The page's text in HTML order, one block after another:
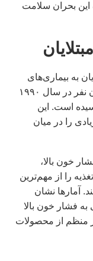
این بحران سلامت
به بیماری‌های
قلبی و عروقی در ایران از حدود ۲.۹ میلیون نفر در سال ۱۹۹۰
۸.۳ میلیون نفر در سال ۲۰۲۱ رسیده است. این
زیادی را در میان
خون بالا،
را از مهم‌ترین
آمارها نشان
به فشار خون بالا
نیز به‌طور منظم از محصولات